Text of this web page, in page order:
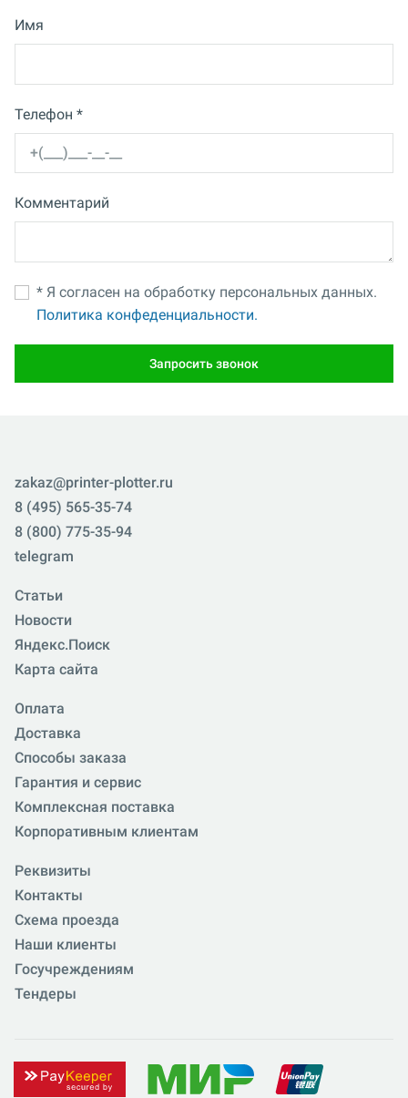
Имя
Телефон *
Комментарий
* Я согласен на обработку персональных данных.
Политика конфеденциальности.
Запросить звонок
zakaz@printer-plotter.ru
8 (495) 565-35-74
8 (800) 775-35-94
telegram
Статьи
Новости
Яндекс.Поиск
Карта сайта
Оплата
Доставка
Способы заказа
Гарантия и сервис
Комплексная поставка
Корпоративным клиентам
Реквизиты
Контакты
Схема проезда
Наши клиенты
Госучреждениям
Тендеры